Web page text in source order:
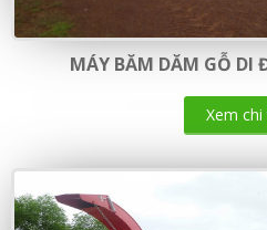
MÁY BĂM DĂM GỖ DI
Xem